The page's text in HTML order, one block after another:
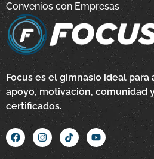
Focus es el gimnasio ideal
apoyo, motivación, comunidad
certificados.
Convenios con Empresas